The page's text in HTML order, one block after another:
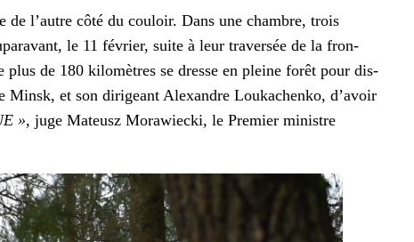
de l’autre côté du couloir. Dans une cham­bre, trois
le 11 févri­er, suite à leur tra­ver­sée de la fron­
de 180 kilo­mètres se dresse en pleine forêt pour dis­
Min­sk, et son dirigeant Alexan­dre Loukachenko, d’avoir
», juge Mateusz Moraw­iec­ki, le Pre­mier min­istre